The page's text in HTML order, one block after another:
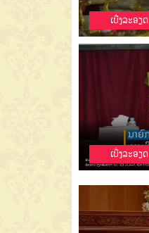
ເບີ່ງລະອຽດ
ເບີ່ງລະອຽດ